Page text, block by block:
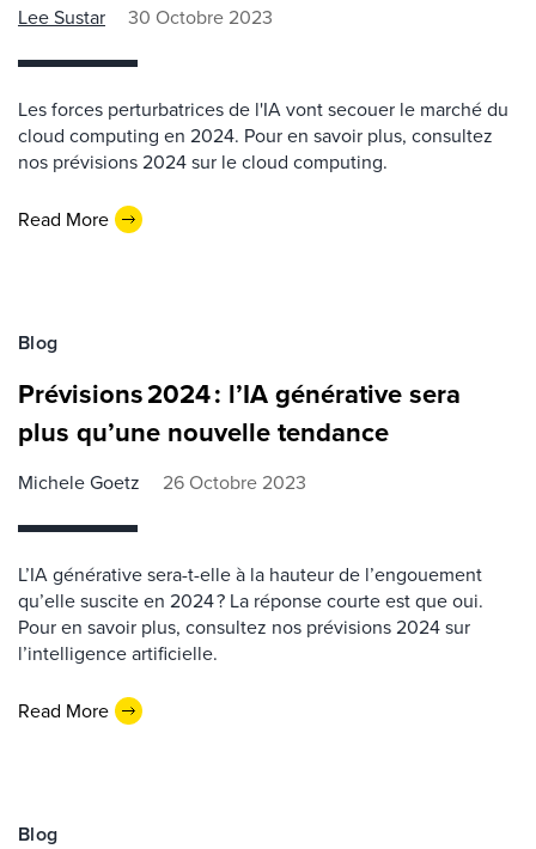
Lee Sustar 30 Octobre 2023
Les forces perturbatrices de l'IA vont secouer le marché du
cloud computing en 2024. Pour en savoir plus, consultez
nos prévisions 2024 sur le cloud computing.
Read More
Blog
Prévisions 2024 : l’IA générative sera
plus qu’une nouvelle tendance
Michele Goetz 26 Octobre 2023
L’IA générative sera-t-elle à la hauteur de l’engouement
qu’elle suscite en 2024 ? La réponse courte est que oui.
Pour en savoir plus, consultez nos prévisions 2024 sur
l’intelligence artificielle.
Read More
Blog